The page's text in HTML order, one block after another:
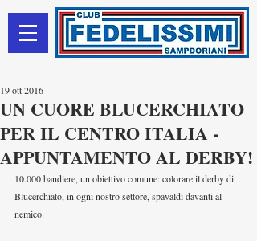
UN CUORE BLUCERCHIATO
PER IL CENTRO ITALIA -
APPUNTAMENTO AL DERBY!
19 ott 2016
10.000 bandiere, un obiettivo comune: colorare il derby di
Blucerchiato, in ogni nostro settore, spavaldi davanti al
nemico.